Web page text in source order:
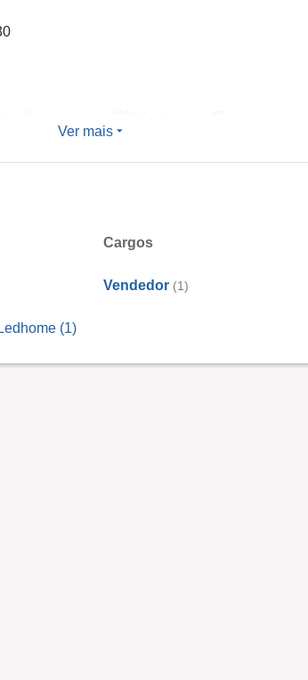
para aprender.
Ver mais
Cargos
Vendedor (1)
(1)